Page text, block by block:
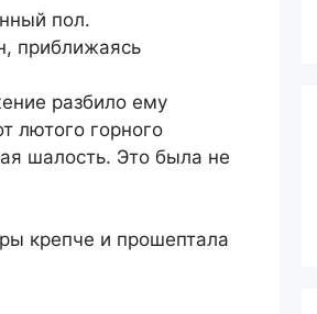
пол.
приближаясь
разбило ему
лютого горного
шалость. Это была не
крепче и прошептала